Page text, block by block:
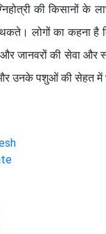
की किसानों के
लोगों का कहना है
जानवरों की सेवा और
उनके पशुओं की सेहत में